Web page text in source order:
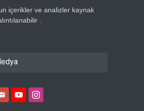
içerikler ve analizler kaynak
.